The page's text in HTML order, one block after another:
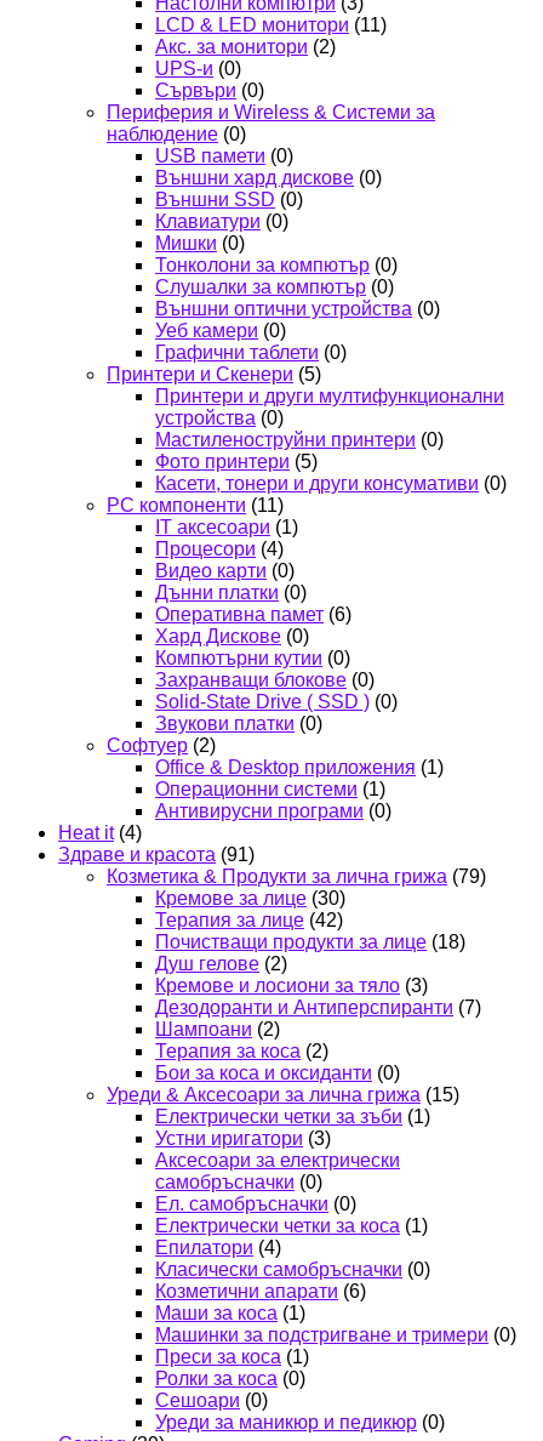
LCD & LED монитори (11)
Акс. за монитори (2)
UPS-и (0)
Сървъри (0)
Периферия и Wireless & Системи за
наблюдение (0)
USB памети (0)
Външни хард дискове (0)
Външни SSD (0)
Клавиатури (0)
Мишки (0)
Тонколони за компютър (0)
Слушалки за компютър (0)
Външни оптични устройства (0)
Уеб камери (0)
Графични таблети (0)
Принтери и Скенери (5)
Принтери и други мултифункционални
устройства (0)
Мастиленоструйни принтери (0)
Фото принтери (5)
Касети, тонери и други консумативи (0)
PC компоненти (11)
IT аксесоари (1)
Процесори (4)
Видео карти (0)
Дънни платки (0)
Оперативна памет (6)
Хард Дискове (0)
Компютърни кутии (0)
Захранващи блокове (0)
Solid-State Drive ( SSD ) (0)
Звукови платки (0)
Софтуер (2)
Office & Desktop приложения (1)
Операционни системи (1)
Антивирусни програми (0)
Heat it (4)
Здраве и красота (91)
Козметика & Продукти за лична грижа (79)
Кремове за лице (30)
Терапия за лице (42)
Почистващи продукти за лице (18)
Душ гелове (2)
Кремове и лосиони за тяло (3)
Дезодоранти и Антиперспиранти (7)
Шампоани (2)
Терапия за коса (2)
Бои за коса и оксиданти (0)
Уреди & Аксесоари за лична грижа (15)
Електрически четки за зъби (1)
Устни иригатори (3)
Аксесоари за електрически
самобръсначки (0)
Ел. самобръсначки (0)
Електрически четки за коса (1)
Епилатори (4)
Класически самобръсначки (0)
Козметични апарати (6)
Маши за коса (1)
Машинки за подстригване и тримери (0)
Преси за коса (1)
Ролки за коса (0)
Сешоари (0)
Уреди за маникюр и педикюр (0)